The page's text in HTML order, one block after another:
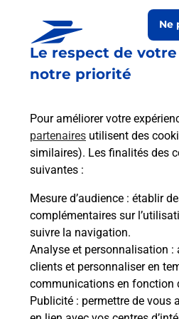
Le respect de
notre priorité
Pour améliorer votre
partenaires utilisent des
similaires). Les finalités des
suivantes :
Mesure d’audience : établir
complémentaires sur
suivre la navigation.
Analyse et personnalisation :
clients et personnaliser en
communications en fonction
Publicité : permettre de vous
Ne
Boîte aux Lettres La
Prochaine collecte du
09h00
3 Grande Rue
21350 Vesvres
Itinéraire
Le lien s'ouvre dans un nouvel onglet